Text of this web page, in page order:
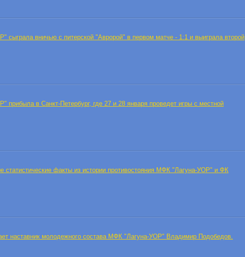
сыграла вничью с питерской "Авророй" в первом матче - 1:1 и выиграла второй
прибыла в Санкт-Петербург, где 27 и 28 января проведет игры с местной
статистические факты из истории противостояния МФК "Лагуна-УОР" и ФК
наставник молодежного состава МФК "Лагуна-УОР" Владимир Подобедов.